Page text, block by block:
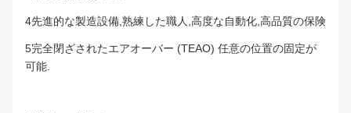
4先進的な製造設備,熟練した職人,高度な自動化,高品質の保険
5完全閉ざされたエアオーバー (TEAO) 任意の位置の固定が
可能.